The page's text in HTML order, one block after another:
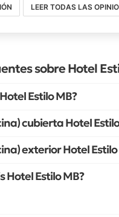
LEER TODAS LAS
sobre Hotel
Estilo MB?
cubierta Hotel
exterior Hotel Estilo
Hotel Estilo MB?